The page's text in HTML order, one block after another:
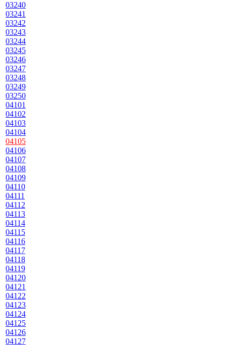
03240
03241
03242
03243
03244
03245
03246
03247
03248
03249
03250
04101
04102
04103
04104
04105
04106
04107
04108
04109
04110
04111
04112
04113
04114
04115
04116
04117
04118
04119
04120
04121
04122
04123
04124
04125
04126
04127